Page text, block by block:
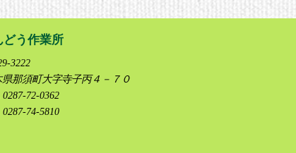
どう作業所
3222
県那須町大字寺子丙４－７０
0287-72-0362
0287-74-5810